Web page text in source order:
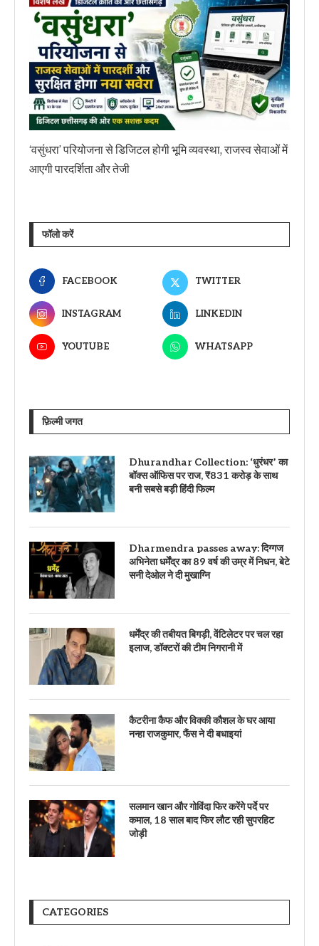
‘वसुंधरा’ परियोजना से डिजिटल होगी भूमि व्यवस्था, राजस्व सेवाओं में
आएगी पारदर्शिता और तेजी
फॉलो करें
FACEBOOK TWITTER
INSTAGRAM LINKEDIN
YOUTUBE WHATSAPP
फ़िल्मी जगत
Dhurandhar Collection: ‘धुरंधर’ का
बॉक्स ऑफिस पर राज, ₹831 करोड़ के साथ
बनी सबसे बड़ी हिंदी फिल्म
Dharmendra passes away: दिग्गज
अभिनेता धर्मेंद्र का 89 वर्ष की उम्र में निधन, बेटे
सनी देओल ने दी मुखाग्नि
धर्मेंद्र की तबीयत बिगड़ी, वेंटिलेटर पर चल रहा
इलाज, डॉक्टरों की टीम निगरानी में
कैटरीना कैफ और विक्की कौशल के घर आया
नन्हा राजकुमार, फैंस ने दी बधाइयां
सलमान खान और गोविंदा फिर करेंगे पर्दे पर
कमाल, 18 साल बाद फिर लौट रही सुपरहिट
जोड़ी
CATEGORIES